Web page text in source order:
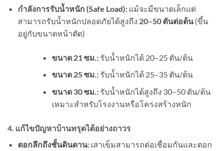
กำลังการรับน้ำหนัก (Safe Load):แม้จะมีขนาดเล็กแต่
สามารถรับน้ำหนักปลอดภัยได้สูงถึง 20–50 ตันต่อต้น(ขึ้น
อยู่กับขนาดหน้าตัด)
ขนาด 21 ซม.:รับน้ำหนักได้ 20–25 ตัน/ต้น
ขนาด 25 ซม.:รับน้ำหนักได้ 25–35 ตัน/ต้น
ขนาด 30 ซม.:รับน้ำหนักได้สูงถึง 30–50 ตัน/ต้น
เหมาะสำหรับโรงงานหรือโครงสร้างหนัก
4. แก้ไขปัญหาบ้านทรุดได้อย่างถาวร
ตอกลึกถึงชั้นดินดาน:เสาเข็มสามารถต่อเชื่อมกันและตอก